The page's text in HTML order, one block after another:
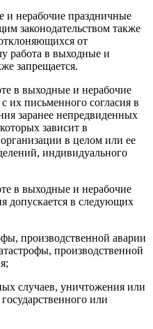
нерабочие праздничные
законодательством также
от
работа в выходные и
запрещается.
в выходные и нерабочие
их письменного согласия в
заранее непредвиденных
зависит в
в целом или ее
индивидуального
в выходные и нерабочие
допускается в следующих
производственной аварии
производственной
случаев, уничтожения или
или